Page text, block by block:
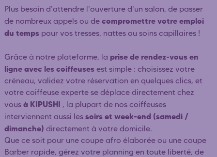
Plus besoin d'attendre l'ouverture d'un salon, de passer
de nombreux appels ou de compromettre votre emploi
du temps pour vos tresses, nattes ou soins capillaires !
Grâce à notre plateforme, la prise de rendez-vous en
ligne avec les coiffeuses est simple : choisissez votre
créneau, validez votre réservation en quelques clics, et
votre coiffeuse experte se déplace directement chez
vous à KIPUSHI , la plupart de nos coiffeuses
interviennent aussi les soirs et week-end (samedi /
dimanche) directement à votre domicile.
Que ce soit pour une coupe afro élaborée ou une coupe
Barber rapide, gérez votre planning en toute liberté, de